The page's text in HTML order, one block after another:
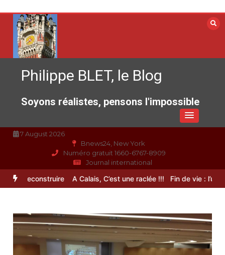
contenu
Philippe BLET, le Blog
Soyons réalistes, pensons l'impossible
7 August 2026
Bnews24, New York
Numéro gratuit 1660-6767-8909
Journal international
à reconstruire A Calais, C’est une raclée !!! Fin de vie : l’ultime